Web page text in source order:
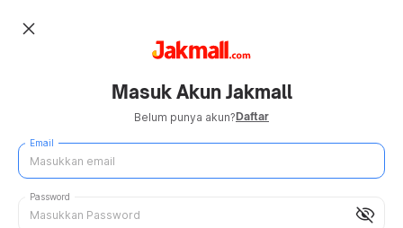
close
Masuk Akun Jakmall
Belum punya akun?Daftar
Email
visibility_off
Password